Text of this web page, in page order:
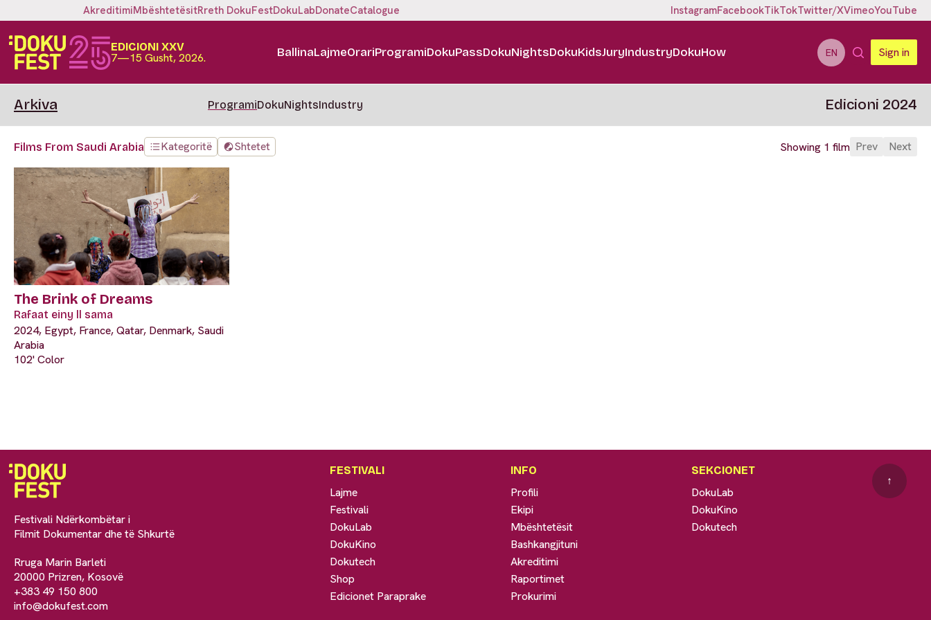
AkreditimiMbështetësitRreth DokuFestDokuLabDonateCatalogue InstagramFacebookTikTokTwitter/XVimeoYouTube
EDICIONI XXV
7—15 Gusht, 2026. BallinaLajmeOrariProgramiDokuPassDokuNightsDokuKidsJuryIndustryDokuHow EN Sign in
Arkiva ProgramiDokuNightsIndustry Edicioni 2024
Films From Saudi Arabia Kategoritë Shtetet Showing 1 film Prev Next
The Brink of Dreams
Rafaat einy ll sama
2024, Egypt, France, Qatar, Denmark, Saudi
Arabia
102' Color
Festivali Ndërkombëtar i
Filmit Dokumentar dhe të Shkurtë
Rruga Marin Barleti
20000 Prizren, Kosovë
+383 49 150 800
info@dokufest.com
FESTIVALI
Lajme
Festivali
DokuLab
DokuKino
Dokutech
Shop
Edicionet Paraprake
INFO
Profili
Ekipi
Mbështetësit
Bashkangjituni
Akreditimi
Raportimet
Prokurimi
SEKCIONET
DokuLab
DokuKino
Dokutech
↑